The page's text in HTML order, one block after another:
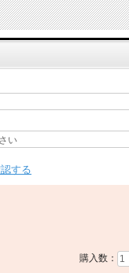
する
購入数：